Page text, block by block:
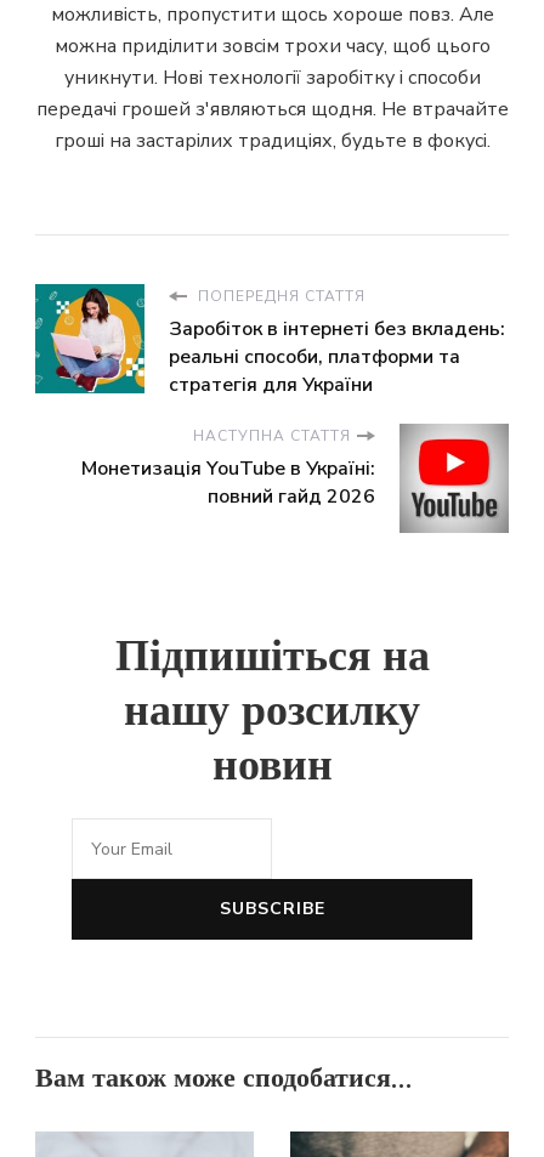
можливість, пропустити щось хороше повз. Але
можна приділити зовсім трохи часу, щоб цього
уникнути. Нові технології заробітку і способи
передачі грошей з'являються щодня. Не втрачайте
гроші на застарілих традиціях, будьте в фокусі.
ПОПЕРЕДНЯ СТАТТЯ
Заробіток в інтернеті без вкладень:
реальні способи, платформи та
стратегія для України
НАСТУПНА СТАТТЯ
Монетизація YouTube в Україні:
повний гайд 2026
Підпишіться на
нашу розсилку
новин
Вам також може сподобатися...